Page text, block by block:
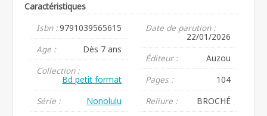
Caractéristiques
Isbn :9791039565615
Age :
Dès 7 ans
Collection :
Bd petit format
Série :
Nonolulu
Date de parution :
22/01/2026
Éditeur :
Auzou
Pages :
104
Reliure :
BROCHÉ